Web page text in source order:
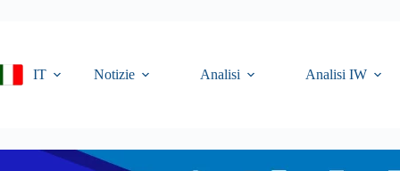
IT
Notizie Analisi Analisi IW